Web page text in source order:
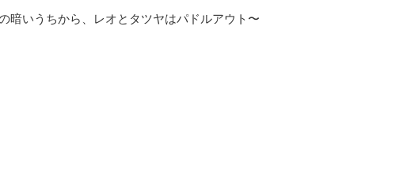
暗いうちから、レオとタツヤはパドルアウト〜